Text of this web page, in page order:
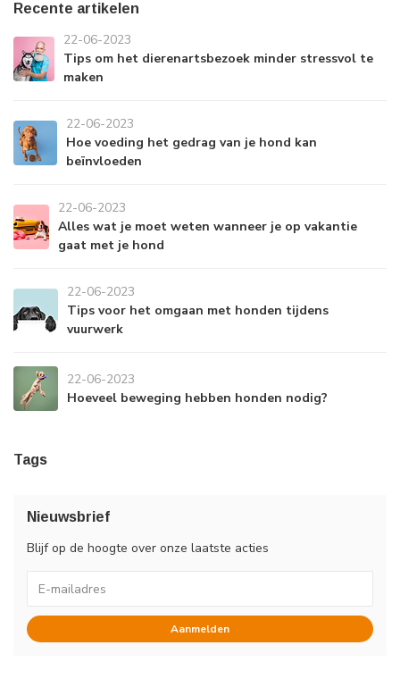
Recente artikelen
22-06-2023
Tips om het dierenartsbezoek minder stressvol te
maken
22-06-2023
Hoe voeding het gedrag van je hond kan
beïnvloeden
22-06-2023
Alles wat je moet weten wanneer je op vakantie
gaat met je hond
22-06-2023
Tips voor het omgaan met honden tijdens
vuurwerk
22-06-2023
Hoeveel beweging hebben honden nodig?
Tags
Nieuwsbrief
Blijf op de hoogte over onze laatste acties
Aanmelden